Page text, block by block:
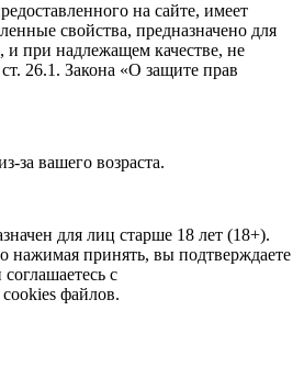
на сайте, имеет
свойства, предназначено для
и при надлежащем качестве, не
26.1. Закона «О защите прав
за вашего возраста.
для лиц старше 18 лет (18+).
нажимая принять, вы подтверждаете
с
файлов.